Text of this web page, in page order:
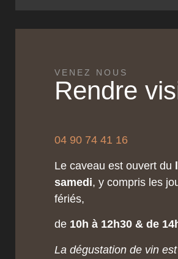
VENEZ NOUS
Rendre
04 90 74 41 16
Le caveau est ouvert du
samedi, y compris les
fériés,
de 10h à 12h30 & de
La dégustation de vin est